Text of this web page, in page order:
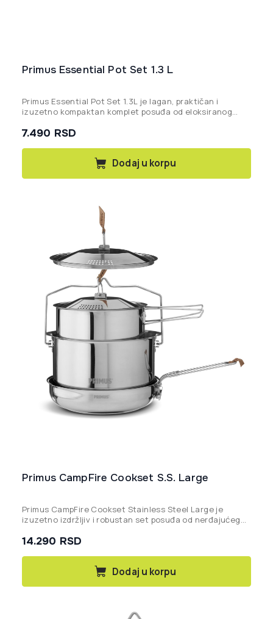
Primus Essential Pot Set 1.3 L
7.490 RSD
Primus Essential Pot Set 1.3L je lagan, praktičan i
izuzetno kompaktan komplet posuđa od eloksiranog
kampovanju i planinarenju za 1 do 3 osobe.
Dodaj u korpu
Primus CampFire Cookset S.S. Large
14.290 RSD
Primus CampFire Cookset Stainless Steel Large je
izuzetno izdržljiv i robustan set posuđa od nerđajućeg
ili kamperskom rešou za 3-4 osobe.
Dodaj u korpu